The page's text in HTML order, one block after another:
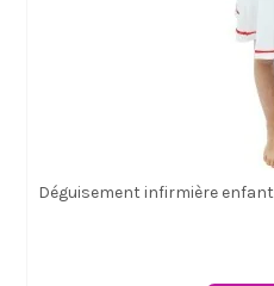
Déguisement infirmière enfant